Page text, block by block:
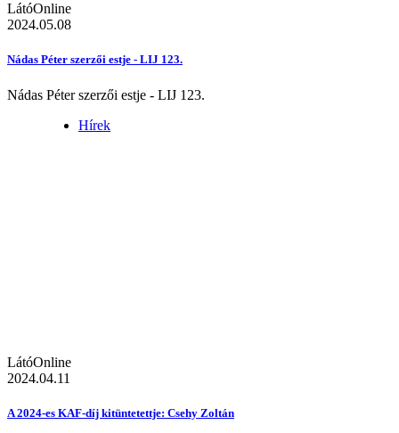
LátóOnline
2024.05.08
Nádas Péter szerzői estje - LIJ 123.
Nádas Péter szerzői estje - LIJ 123.
Hírek
LátóOnline
2024.04.11
A 2024-es KAF-díj kitüntetettje: Csehy Zoltán